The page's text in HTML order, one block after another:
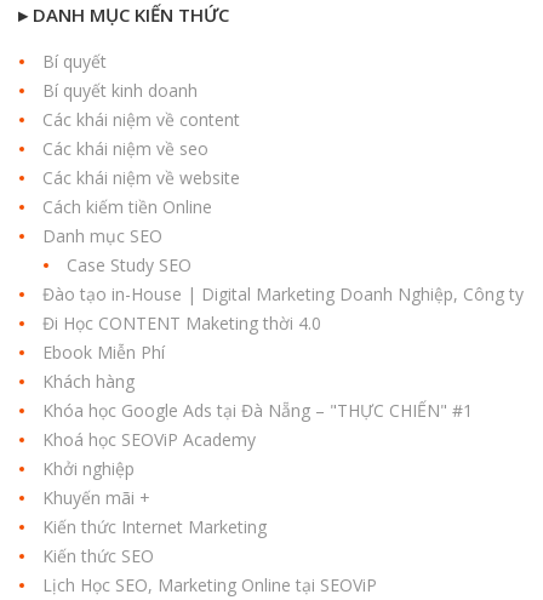
▸ DANH MỤC KIẾN THỨC
Bí quyết
Bí quyết kinh doanh
Các khái niệm về content
Các khái niệm về seo
Các khái niệm về website
Cách kiếm tiền Online
Danh mục SEO
Case Study SEO
Đào tạo in-House | Digital Marketing Doanh Nghiệp, Công ty
Đi Học CONTENT Maketing thời 4.0
Ebook Miễn Phí
Khách hàng
Khóa học Google Ads tại Đà Nẵng – "THỰC CHIẾN" #1
Khoá học SEOViP Academy
Khởi nghiệp
Khuyến mãi +
Kiến thức Internet Marketing
Kiến thức SEO
Lịch Học SEO, Marketing Online tại SEOViP